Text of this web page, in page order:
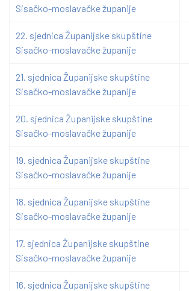
Sisačko-moslavačke županije
22. sjednica Županijske skupštine
Sisačko-moslavačke županije
21. sjednica Županijske skupštine
Sisačko-moslavačke županije
20. sjednica Županijske skupštine
Sisačko-moslavačke županije
19. sjednica Županijske skupštine
Sisačko-moslavačke županije
18. sjednica Županijske skupštine
Sisačko-moslavačke županije
17. sjednica Županijske skupštine
Sisačko-moslavačke županije
16. sjednica Županijske skupštine